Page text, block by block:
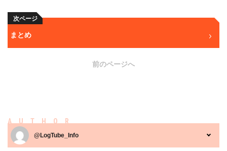
次ページ
まとめ
前のページへ
AUTHOR
@LogTube_Info